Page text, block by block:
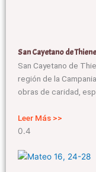
San Cayetano de Thiene
San Cayetano de
región de la
obras de caridad,
Leer Más >>